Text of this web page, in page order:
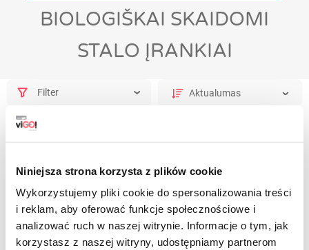
Niniejsza strona korzysta z plików cookie
Wykorzystujemy pliki cookie do spersonalizowania treści
i reklam, aby oferować funkcje społecznościowe i
analizować ruch w naszej witrynie. Informacje o tym, jak
korzystasz z naszej witryny, udostępniamy partnerom
BIOLOGIŠKAI SKAIDOMI
STALO ĮRANKIAI
Filter